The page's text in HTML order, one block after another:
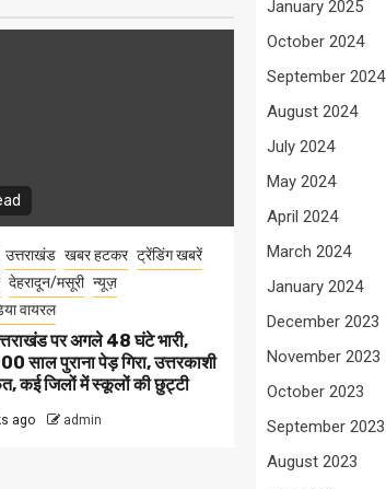
उत्तराखंड खबर हटकर ट्रेंडिंग खबरें
देहरादून/मसूरी न्यूज़
वायरल
पर अगले 48 घंटे भारी,
साल पुराना पेड़ गिरा, उत्तरकाशी
कई जिलों में स्कूलों की छुट्टी
ago admin
January 2025
October 2024
September 2024
August 2024
July 2024
May 2024
April 2024
March 2024
January 2024
December 2023
November 2023
October 2023
September 2023
August 2023